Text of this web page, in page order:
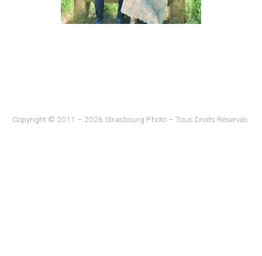
Copyright © 2011 – 2026 Strasbourg Photo – Tous Droits Réservés.